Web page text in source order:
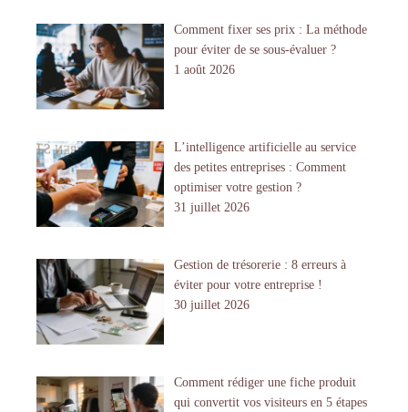
Comment fixer ses prix : La méthode
pour éviter de se sous-évaluer ?
1 août 2026
L’intelligence artificielle au service
des petites entreprises : Comment
optimiser votre gestion ?
31 juillet 2026
Gestion de trésorerie : 8 erreurs à
éviter pour votre entreprise !
30 juillet 2026
Comment rédiger une fiche produit
qui convertit vos visiteurs en 5 étapes